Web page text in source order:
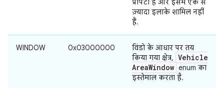
प्रॉपर्टी है और इसमें एक से
ज़्यादा इलाके शामिल नहीं
हैं.
WINDOW 0x03000000
विंडो के आधार पर तय
किया गया क्षेत्र, Vehicle
AreaWindow enum का
इस्तेमाल करता है.